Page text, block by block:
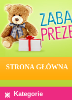
STRONA GŁÓWNA
Kategorie